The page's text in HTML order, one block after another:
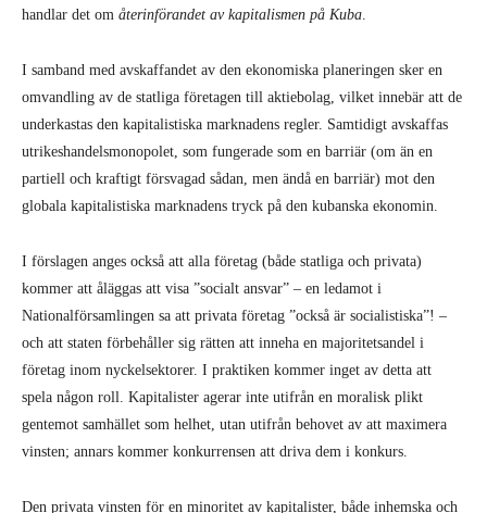
handlar det om återinförandet av kapitalismen på Kuba
I samband med avskaffandet av den ekonomiska planeringen sker en
omvandling av de statliga företagen till aktiebolag, vilket innebär att de
underkastas den kapitalistiska marknadens regler. Samtidigt avskaffas
utrikeshandelsmonopolet, som fungerade som en barriär (om än en
partiell och kraftigt försvagad sådan, men ändå en barriär) mot den
globala kapitalistiska marknadens tryck på den kubanska ekonomin.
I förslagen anges också att alla företag (både statliga och privata)
kommer att åläggas att visa ”socialt ansvar” – en ledamot i
Nationalförsamlingen sa att privata företag ”också är socialistiska”! –
och att staten förbehåller sig rätten att inneha en majoritetsandel i
företag inom nyckelsektorer. I praktiken kommer inget av detta att
spela någon roll. Kapitalister agerar inte utifrån en moralisk plikt
gentemot samhället som helhet, utan utifrån behovet av att maximera
vinsten; annars kommer konkurrensen att driva dem i konkurs.
Den privata vinsten för en minoritet av kapitalister, både inhemska och